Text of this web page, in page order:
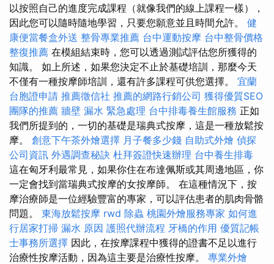
以按照自己的進度完成課程（就像我們的線上課程一樣），
因此您可以隨時隨地學習，只要您願意並且時間允許。 健
康便當餐盒外送 整骨專業推薦 台中運動按摩 台中整骨價格
整復推薦 在模組結束時，您可以透過測試評估您所獲得的
知識。 如上所述，如果您決定不止於基礎培訓，那麼今天
不僅有一種按摩師培訓，還有許多課程可供您選擇。 宜蘭
台胞證申請 推薦徵信社 推薦的網路行銷公司 獲得優質SEO
團隊的推薦 牆壁 漏水 緊急處理 台中排毒養生館服務 正如
我們所提到的，一切的基礎是瑞典式按摩，這是一種放鬆按
摩。 創意下午茶外燴選擇 月子餐多少錢 自助式外燴 偵探
公司資訊 外遇調查秘訣 杜拜簽證快速辦理 台中養生排毒
這在匈牙利最常見，如果你住在布達佩斯或其周邊地區，你
一定會找到當瑞典式按摩的女按摩師。 在這種情況下，按
摩治療師是一位經驗豐富的專家，可以評估患者的肌肉骨骼
問題。 東海放鬆按摩 rwd 除蟲 桃園外燴服務專家 如何進
行居家打掃 漏水 原因 護照代辦流程 牙橋的作用 優質記帳
士事務所選擇 因此，在按摩課程中獲得的證書不足以進行
治療性按摩活動，因為這主要是治療性按摩。 專業外燴